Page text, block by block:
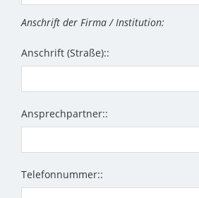
Anschrift der Firma / Institution:
Anschrift (Straße)::
Ansprechpartner::
Telefonnummer::